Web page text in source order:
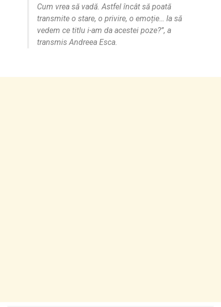
Cum vrea să vadă. Astfel încât să poată
transmite o stare, o privire, o emoție… Ia să
vedem ce titlu i-am da acestei poze?”, a
transmis Andreea Esca.